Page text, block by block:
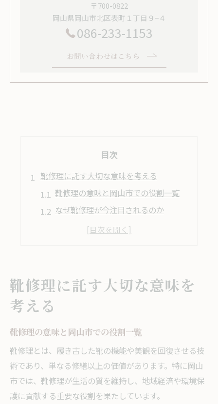
〒700-0822
岡山県岡山市北区表町１丁目９−４
086-233-1153
お問い合わせはこちら
目次
靴修理に託す大切な意味を考える
靴修理の意味と岡山市での役割一覧
なぜ靴修理が今注目されるのか
靴修理を選ぶことで得られる価値
岡山市で靴修理を活用する魅力とは
岡山市内の靴修理サービス比較表
岡山市民が靴修理を選ぶ理由とは
地元ならではの靴修理の魅力を探る
靴修理の口コミが示す信頼性
修理でお気に入りの靴が蘇る理由
靴修理で蘇る主なケース一覧
靴修理に託す大切な意味を
考える
靴修理の意味と岡山市での役割一覧
靴修理とは、履き古した靴の機能や美観を回復させる技
術であり、単なる修繕以上の価値があります。特に岡山
市では、靴修理が生活の質を維持し、地域経済や環境保
護に貢献する重要な役割を果たしています。